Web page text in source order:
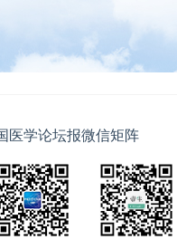
医学论坛报微信矩阵